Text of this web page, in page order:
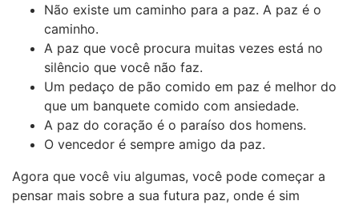
Não existe um caminho para a paz. A paz é o
caminho.
A paz que você procura muitas vezes está no
silêncio que você não faz.
Um pedaço de pão comido em paz é melhor do
que um banquete comido com ansiedade.
A paz do coração é o paraíso dos homens.
O vencedor é sempre amigo da paz.
Agora que você viu algumas, você pode começar a
pensar mais sobre a sua futura paz, onde é sim